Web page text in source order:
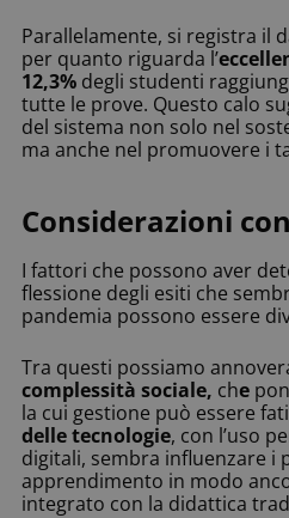
Parallelamente, si registra il
per quanto riguarda l’
12,3% degli studenti
tutte le prove. Questo calo
del sistema non solo nel
ma anche nel promuovere i
Considerazioni
I fattori che possono aver
flessione degli esiti che
pandemia possono essere
Tra questi possiamo
complessità sociale, che
la cui gestione può essere
delle tecnologie, con l’uso
digitali, sembra influenzare i
apprendimento in modo
integrato con la didattica